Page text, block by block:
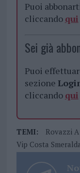
Puoi
cliccando qui
Sei già
Puoi
sezione
cliccando qui
TEMI:
Rovazzi
Vip Costa